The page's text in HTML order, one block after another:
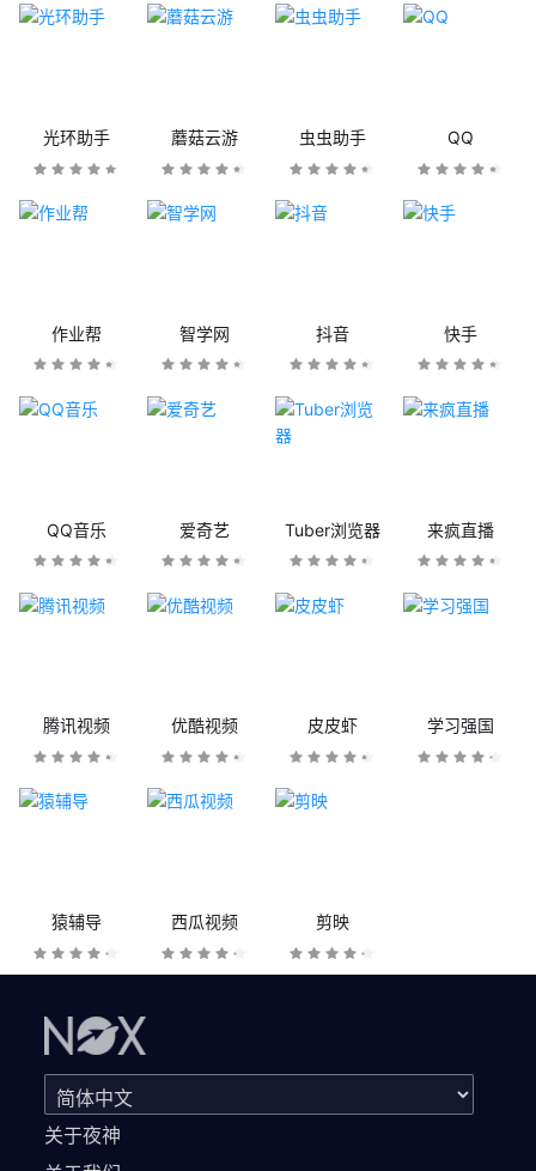
光环助手 蘑菇云游 虫虫助手 QQ
作业帮 智学网 抖音 快手
QQ音乐 爱奇艺 Tuber浏览器 来疯直播
腾讯视频 优酷视频 皮皮虾 学习强国
猿辅导 西瓜视频 剪映
关于夜神